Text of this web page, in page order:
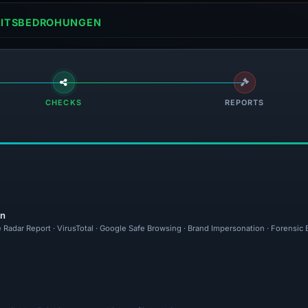
CHECKS REPORTS
Radar Report · VirusTotal · Google Safe Browsing · Brand Impersonation ·